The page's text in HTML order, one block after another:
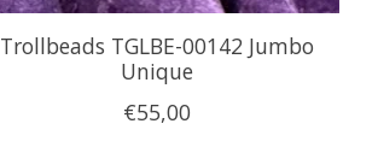
Trollbeads TGLBE-00142 Jumbo
Unique
€55,00